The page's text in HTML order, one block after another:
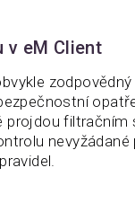
v eM Client
projdou